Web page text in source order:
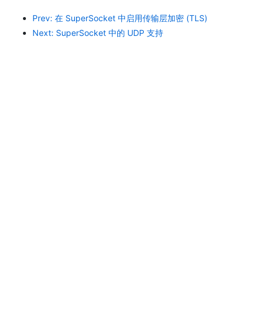
Prev: 在 SuperSocket 中启用传输层加密 (TLS)
Next: SuperSocket 中的 UDP 支持